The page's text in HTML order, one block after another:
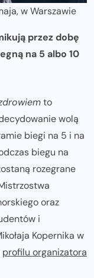
w Warszawie
przez dobę
na 5 albo 10
to
wolą
biegi na 5 i na
biegu na
rozegrane
oraz
i
Kopernika w
profilu organizatora